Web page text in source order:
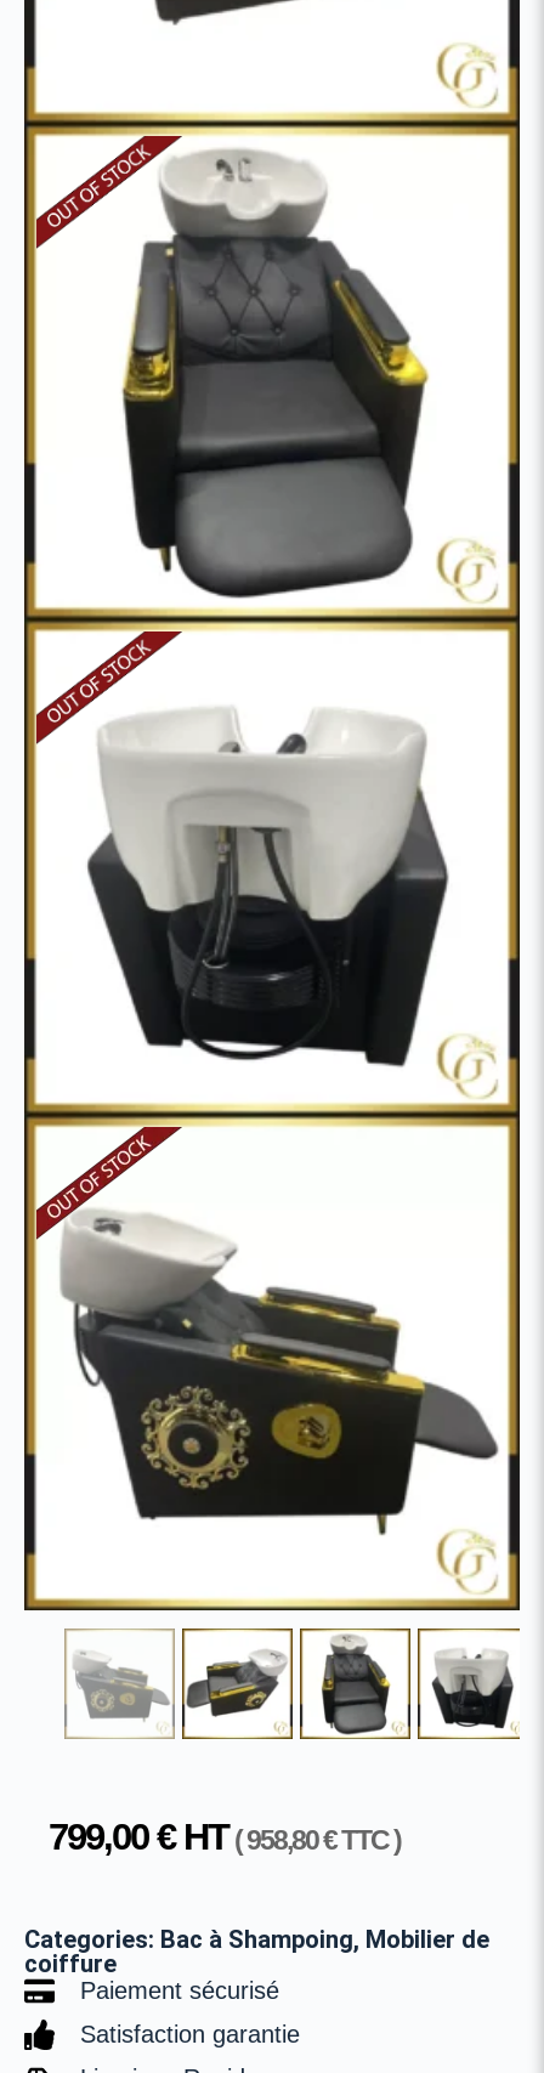
799,00€HT (958,80€TTC )
Categories: Bac à Shampoing, Mobilier de
coiffure
Paiement sécurisé
Satisfaction garantie